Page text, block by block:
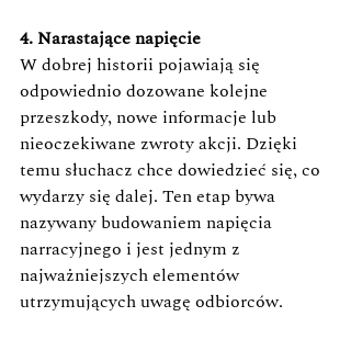
4. Narastające napięcie
W dobrej historii pojawiają się
odpowiednio dozowane kolejne
przeszkody, nowe informacje lub
nieoczekiwane zwroty akcji. Dzięki
temu słuchacz chce dowiedzieć się, co
wydarzy się dalej. Ten etap bywa
nazywany budowaniem napięcia
narracyjnego i jest jednym z
najważniejszych elementów
utrzymujących uwagę odbiorców.